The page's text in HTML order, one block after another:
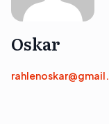
Oskar